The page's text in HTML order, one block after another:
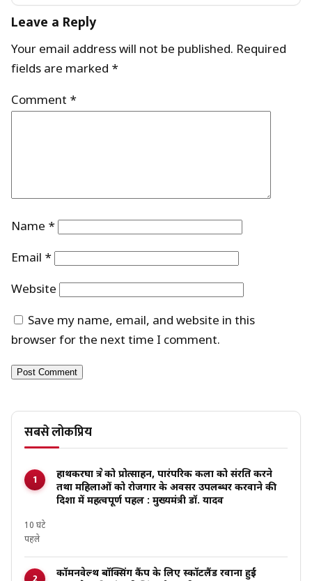
Leave a Reply
Your email address will not be published. Required
fields are marked *
Comment *
Name *
Email *
Website
Save my name, email, and website in this
browser for the next time I comment.
सबसे लोकप्रिय
हाथकरघा क्षेत्र को प्रोत्साहन, पारंपरिक कला को संरक्षित करने
तथा महिलाओं को रोजगार के अवसर उपलब्धर करवाने की
दिशा में महत्वपूर्ण पहल : मुख्यमंत्री डॉ. यादव
10 घंटे
पहले
कॉमनवेल्थ बॉक्सिंग कैंप के लिए स्कॉटलैंड रवाना हुईं